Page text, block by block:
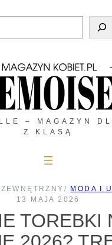
– MAGAZYN
Z KLASĄ
/ MODA I
13 MAJA 2026
TOREBKI